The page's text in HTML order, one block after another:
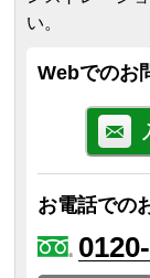
い。
Webでのお
お電話での